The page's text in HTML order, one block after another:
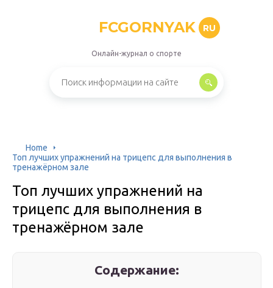
FCGORNYAK RU
Онлайн-журнал о спорте
Home
Топ лучших упражнений на трицепс для выполнения в
тренажёрном зале
Топ лучших упражнений на
трицепс для выполнения в
тренажёрном зале
Содержание: